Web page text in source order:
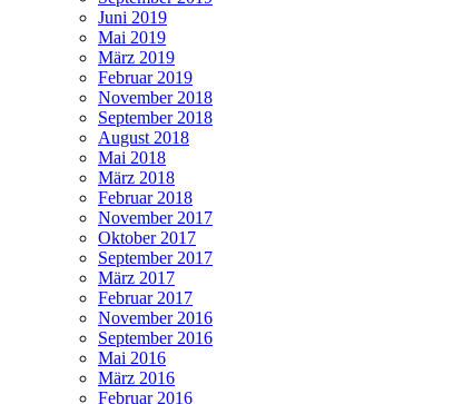
Juni 2019
Mai 2019
März 2019
Februar 2019
November 2018
September 2018
August 2018
Mai 2018
März 2018
Februar 2018
November 2017
Oktober 2017
September 2017
März 2017
Februar 2017
November 2016
September 2016
Mai 2016
März 2016
Februar 2016